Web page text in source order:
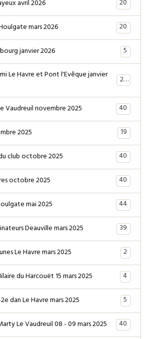
avril 2026
20
mars 2026
20
janvier 2026
5
Le Havre et Pont l'Evêque janvier
28
Vaudreuil novembre 2025
40
2025
19
club octobre 2025
40
octobre 2025
40
mai 2025
44
Deauville mars 2025
39
Le Havre mars 2025
2
du Harcouët 15 mars 2025
4
dan Le Havre mars 2025
5
Le Vaudreuil 08 - 09 mars 2025
40